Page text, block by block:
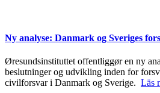
Ny analyse: Danmark og Sveriges
Øresundsinstituttet offentliggør en ny
beslutninger og udvikling inden for
civilforsvar i Danmark og Sverige. Läs